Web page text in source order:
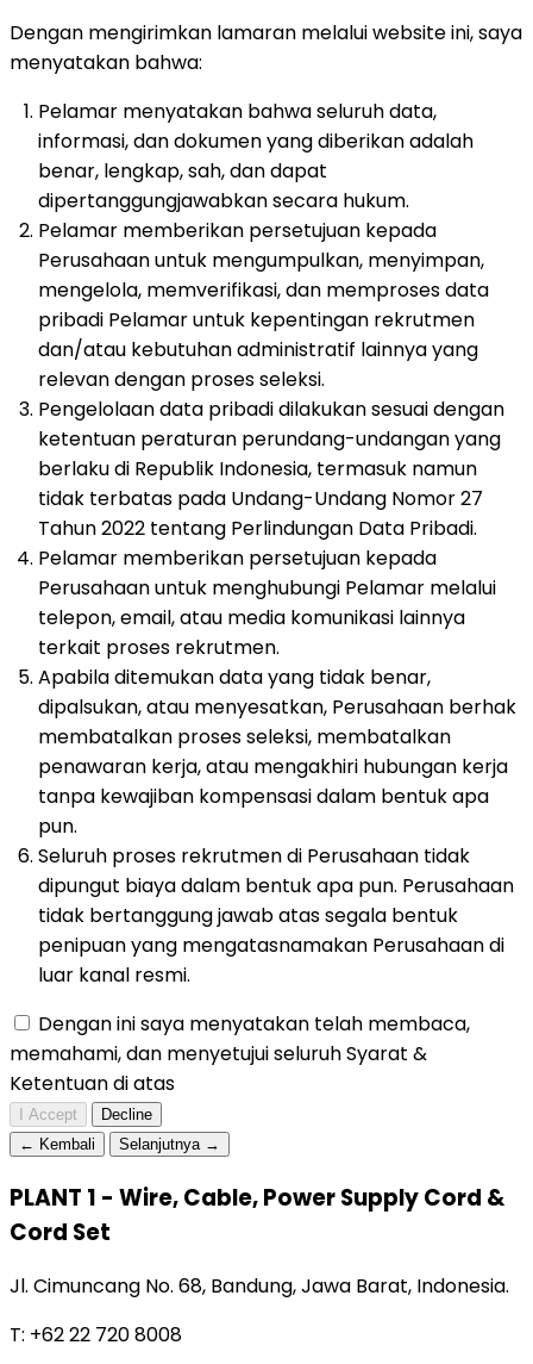
Dengan mengirimkan lamaran melalui website ini, saya
menyatakan bahwa:
Pelamar menyatakan bahwa seluruh data,
informasi, dan dokumen yang diberikan adalah
benar, lengkap, sah, dan dapat
dipertanggungjawabkan secara hukum.
Pelamar memberikan persetujuan kepada
Perusahaan untuk mengumpulkan, menyimpan,
mengelola, memverifikasi, dan memproses data
pribadi Pelamar untuk kepentingan rekrutmen
dan/atau kebutuhan administratif lainnya yang
relevan dengan proses seleksi.
Pengelolaan data pribadi dilakukan sesuai dengan
ketentuan peraturan perundang-undangan yang
berlaku di Republik Indonesia, termasuk namun
tidak terbatas pada Undang-Undang Nomor 27
Tahun 2022 tentang Perlindungan Data Pribadi.
Pelamar memberikan persetujuan kepada
Perusahaan untuk menghubungi Pelamar melalui
telepon, email, atau media komunikasi lainnya
terkait proses rekrutmen.
Apabila ditemukan data yang tidak benar,
dipalsukan, atau menyesatkan, Perusahaan berhak
membatalkan proses seleksi, membatalkan
penawaran kerja, atau mengakhiri hubungan kerja
tanpa kewajiban kompensasi dalam bentuk apa
pun.
Seluruh proses rekrutmen di Perusahaan tidak
dipungut biaya dalam bentuk apa pun. Perusahaan
tidak bertanggung jawab atas segala bentuk
penipuan yang mengatasnamakan Perusahaan di
luar kanal resmi.
Dengan ini saya menyatakan telah membaca,
memahami, dan menyetujui seluruh Syarat &
Ketentuan di atas
I Accept
Decline
← Kembali
Selanjutnya →
PLANT 1 - Wire, Cable, Power Supply Cord &
Cord Set
Jl. Cimuncang No. 68, Bandung, Jawa Barat, Indonesia.
T: +62 22 720 8008